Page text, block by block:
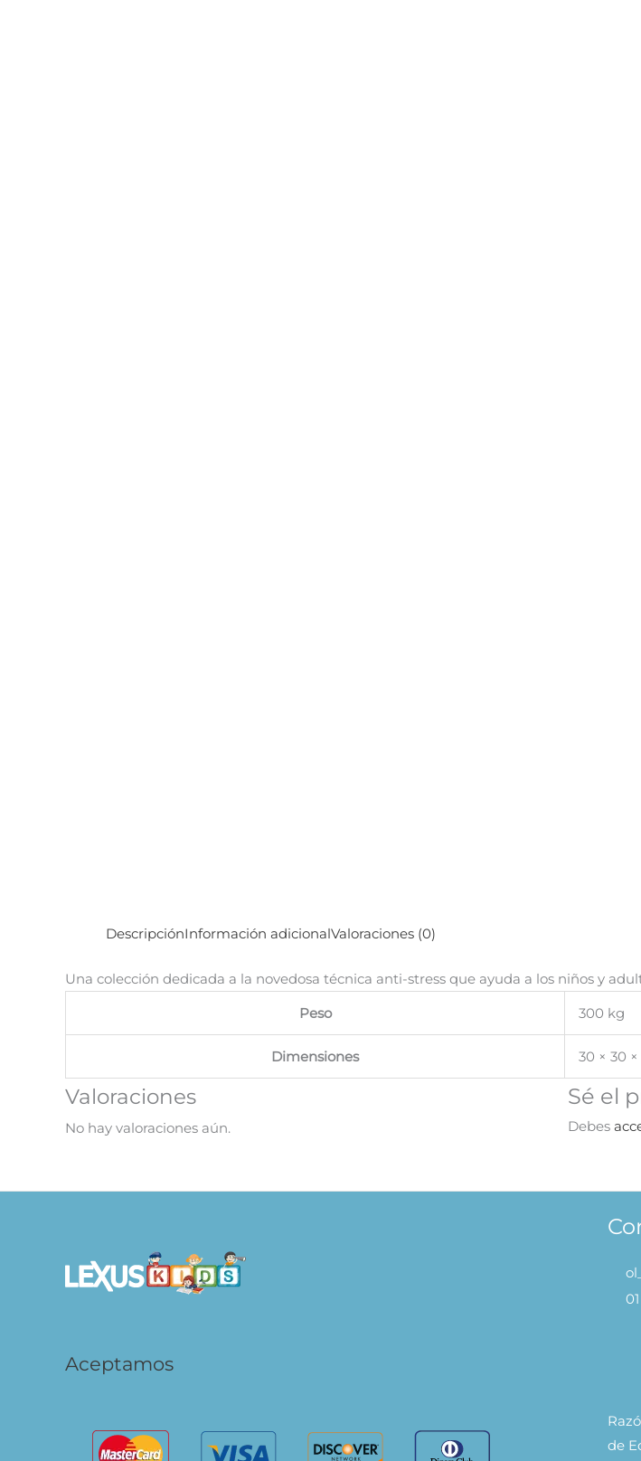
DescripciónInformación adicionalValoraciones (0)
Una colección dedicada a la novedosa técnica anti-stress que ayuda a los niños y
Peso
300 kg
Dimensiones 30 × 30
Valoraciones
No hay valoraciones aún.
Sé el
Debes
Aceptamos
de